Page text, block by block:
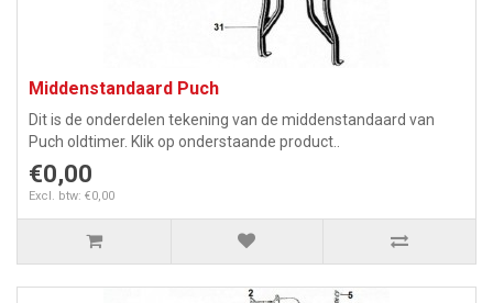
Middenstandaard Puch
Dit is de onderdelen tekening van de middenstandaard van
Puch oldtimer. Klik op onderstaande product..
€0,00
Excl. btw: €0,00